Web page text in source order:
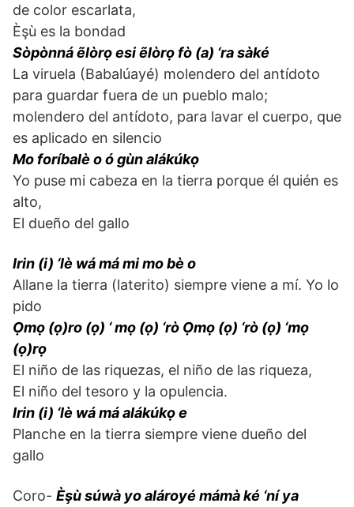
de color escarlata,
Èşù es la bondad
Sòpònná ẽlòrọ esi ẽlòrọ fò (a) ‘ra sàké
La viruela (Babalúayé) molendero del antídoto
para guardar fuera de un pueblo malo;
molendero del antídoto, para lavar el cuerpo, que
es aplicado en silencio
Mo foríbalè o ó gùn alákúkọ
Yo puse mi cabeza en la tierra porque él quién es
alto,
El dueño del gallo
Irin (i) ‘lè wá má mi mo bè o
Allane la tierra (laterito) siempre viene a mí. Yo lo
pido
Ọmọ (ọ)ro (ọ) ‘ mọ (ọ) ‘rò Ọmọ (ọ) ‘rò (ọ) ‘mọ
(ọ)rọ
El niño de las riquezas, el niño de las riqueza,
El niño del tesoro y la opulencia.
Irin (i) ‘lè wá má alákúkọ e
Planche en la tierra siempre viene dueño del
gallo
Coro- Èşù súwà yo alároyé mámà ké ‘ní ya